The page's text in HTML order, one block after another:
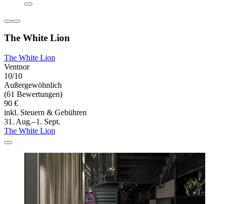
The White Lion
The White Lion
Ventnor
10/10
Außergewöhnlich
(61 Bewertungen)
90 €
inkl. Steuern & Gebühren
31. Aug.–1. Sept.
The White Lion